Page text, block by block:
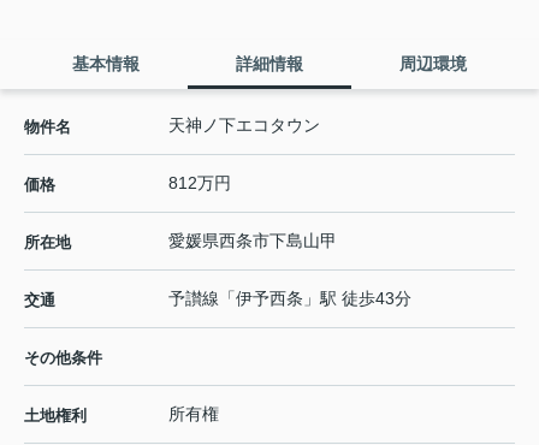
基本情報 詳細情報 周辺環境
物件名 天神ノ下エコタウン
価格 812万円
所在地 愛媛県西条市下島山甲
交通 予讃線 「伊予西条 」駅 徒歩43分
その他条件
土地権利 所有権